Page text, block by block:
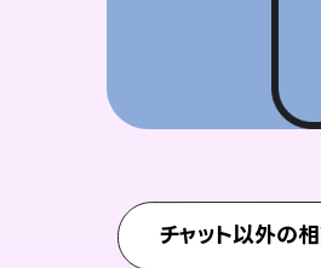
チャット以外の